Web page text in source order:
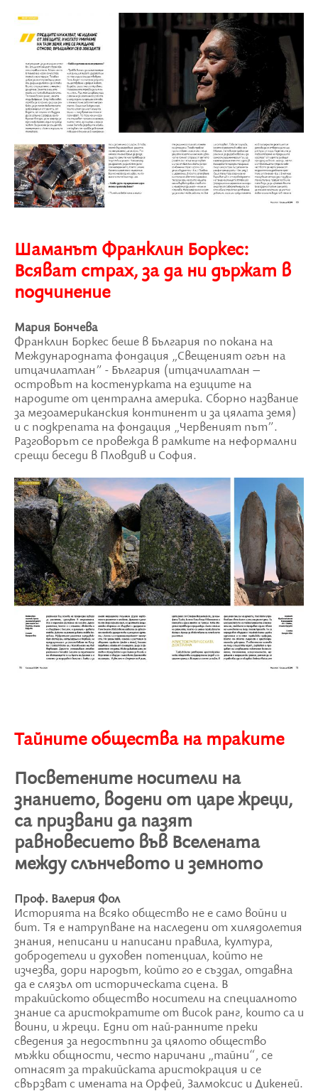
Шаманът Франклин Боркес:
Всяват страх, за да ни държат в
подчинение
Мария Бончева
Франклин Боркес беше в България по покана на
Международната фондация „Свещеният огън на
итцачилатлан” - България (итцачилатлан –
островът на костенурката на езиците на
народите от централна америка. Сборно название
за мезоамериканския континент и за цялата земя)
и с подкрепата на фондация „Червеният път”.
Разговорът се провежда в рамките на неформални
срещи беседи в Пловдив и София.
Тайните общества на траките
Посветените носители на
знанието, водени от царе жреци,
са призвани да пазят
равновесието във Вселената
между слънчевото и земното
Проф. Валерия Фол
Историята на всяко общество не е само войни и
бит. Тя е натрупване на наследени от хилядолетия
знания, неписани и написани правила, култура,
добродетели и духовен потенциал, който не
изчезва, дори народът, който го е създал, отдавна
да е слязъл от историческата сцена. В
тракийското общество носители на специалното
знание са аристократите от висок ранг, които са и
воини, и жреци. Едни от най-ранните преки
сведения за недостъпни за цялото общество
мъжки общности, често наричани „тайни“, се
отнасят за тракийската аристокрация и се
свързват с имената на Орфей, Залмоксис и Дикеней.